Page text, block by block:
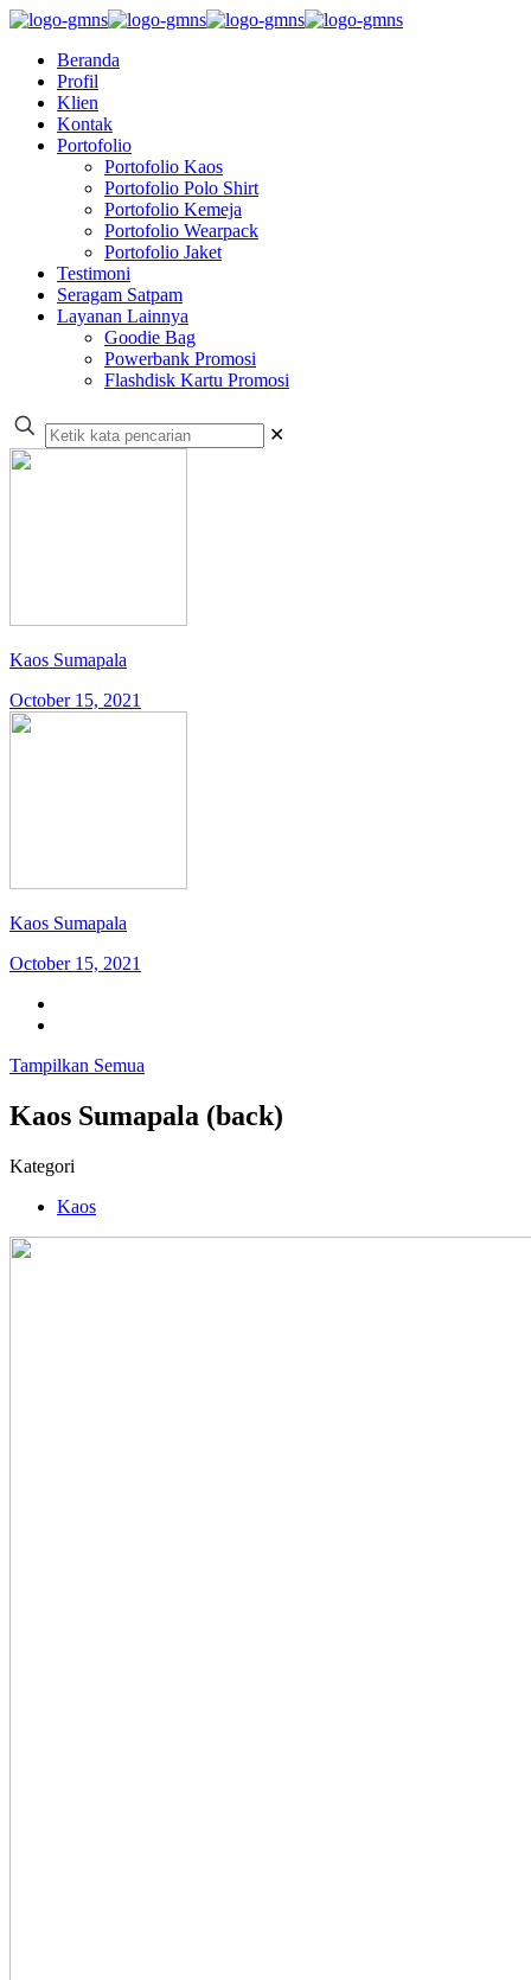
Beranda
Profil
Klien
Kontak
Portofolio
Portofolio Kaos
Portofolio Polo Shirt
Portofolio Kemeja
Portofolio Wearpack
Portofolio Jaket
Testimoni
Seragam Satpam
Layanan Lainnya
Goodie Bag
Powerbank Promosi
Flashdisk Kartu Promosi
✕
Kaos Sumapala
October 15, 2021
Kaos Sumapala
October 15, 2021
Tampilkan Semua
Kaos Sumapala (back)
Kategori
Kaos